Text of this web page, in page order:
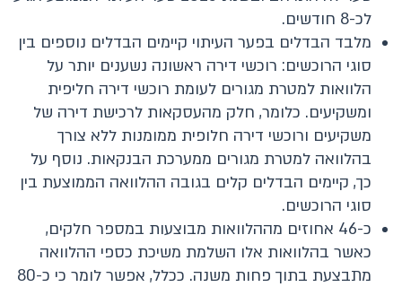
לכ-8 חודשים.
מלבד הבדלים בפער העיתוי קיימים הבדלים נוספים בין
סוגי הרוכשים: רוכשי דירה ראשונה נשענים יותר על
הלוואות למטרת מגורים לעומת רוכשי דירה חליפית
ומשקיעים. כלומר, חלק מהעסקאות לרכישת דירה של
משקיעים ורוכשי דירה חלופית ממומנות ללא צורך
בהלוואה למטרת מגורים ממערכת הבנקאות. נוסף על
כך, קיימים הבדלים קלים בגובה ההלוואה הממוצעת בין
סוגי הרוכשים.
כ-46 אחוזים מההלוואות מבוצעות במספר חלקים,
כאשר בהלוואות אלו השלמת משיכת כספי ההלוואה
מתבצעת בתוך פחות משנה. ככלל, אפשר לומר כי כ-80